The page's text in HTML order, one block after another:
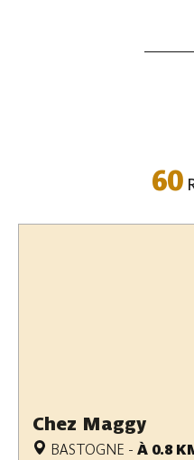
60
Chez Maggy
BASTOGNE - À 0.8